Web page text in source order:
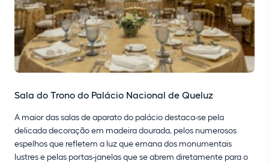
Sala do Trono do Palácio Nacional de Queluz
A maior das salas de aparato do palácio destaca-se pela
delicada decoração em madeira dourada, pelos numerosos
espelhos que refletem a luz que emana dos monumentais
lustres e pelas portas-janelas que se abrem diretamente para o